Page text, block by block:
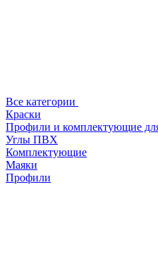
Все категории
Краски
Профили и комплектующие
Углы ПВХ
Комплектующие
Маяки
Профили